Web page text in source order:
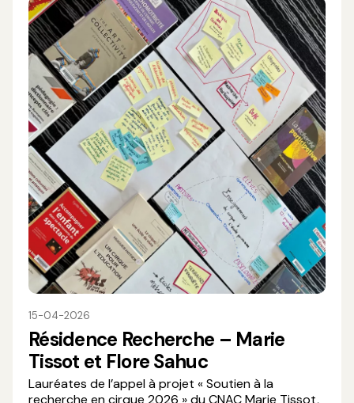
15-04-2026
Résidence Recherche – Marie
Tissot et Flore Sahuc
Lauréates de l’appel à projet « Soutien à la
recherche en cirque 2026 » du CNAC Marie Tissot,